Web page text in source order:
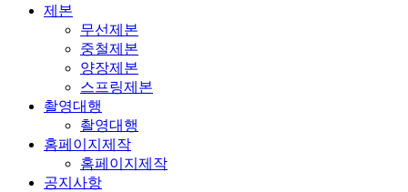
제본
무선제본
중철제본
양장제본
스프링제본
촬영대행
촬영대행
홈페이지제작
홈페이지제작
공지사항